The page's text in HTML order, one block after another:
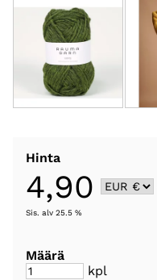
Hinta
4,90
Sis. alv 25.5 %
Määrä
kpl